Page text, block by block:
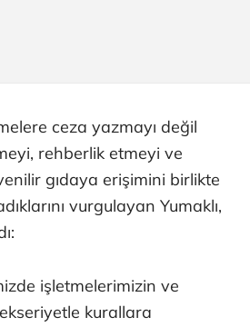
ceza yazmayı değil
rehberlik etmeyi ve
gıdaya erişimini birlikte
vurgulayan Yumaklı,
işletmelerimizin ve
ekseriyetle kurallara